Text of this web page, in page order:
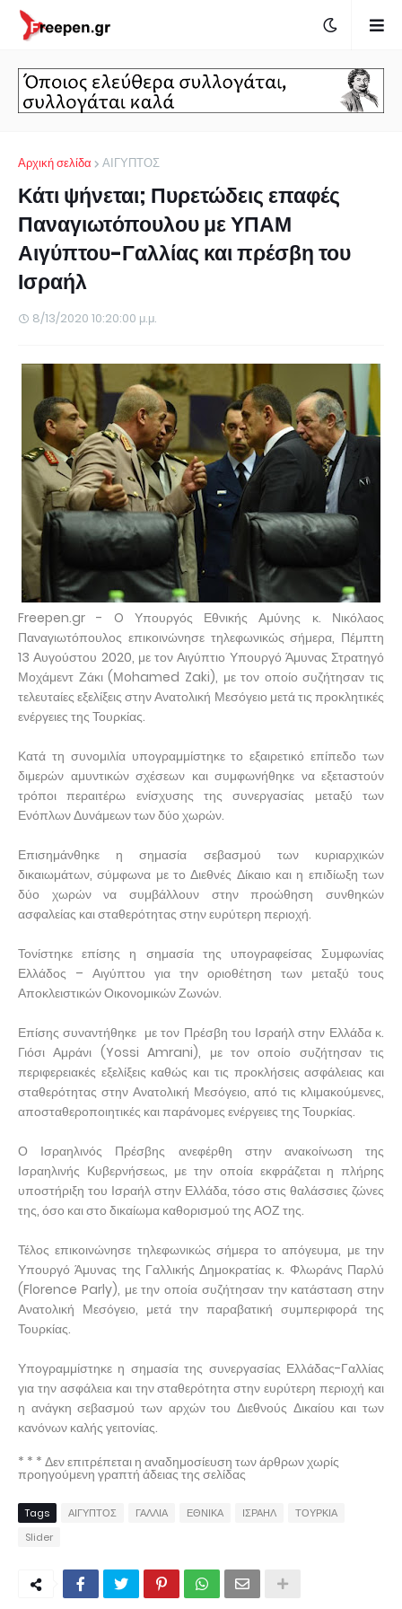
Αρχική σελίδα ΑΙΓΥΠΤΟΣ
Κάτι ψήνεται; Πυρετώδεις επαφές
Παναγιωτόπουλου με ΥΠΑΜ
Αιγύπτου-Γαλλίας και πρέσβη του
Ισραήλ
8/13/2020 10:20:00 μ.μ.
Freepen.gr - O Υπουργός Εθνικής Αμύνης κ. Νικόλαος
Παναγιωτόπουλος επικοινώνησε τηλεφωνικώς σήμερα, Πέμπτη
13 Αυγούστου 2020, με τον Αιγύπτιο Υπουργό Άμυνας Στρατηγό
Μοχάμεντ Ζάκι (Μohamed Zaki), με τον οποίο συζήτησαν τις
τελευταίες εξελίξεις στην Ανατολική Μεσόγειο μετά τις προκλητικές
ενέργειες της Τουρκίας.
Κατά τη συνομιλία υπογραμμίστηκε το εξαιρετικό επίπεδο των
διμερών αμυντικών σχέσεων και συμφωνήθηκε να εξεταστούν
τρόποι περαιτέρω ενίσχυσης της συνεργασίας μεταξύ των
Ενόπλων Δυνάμεων των δύο χωρών.
Επισημάνθηκε η σημασία σεβασμού των κυριαρχικών
δικαιωμάτων, σύμφωνα με το Διεθνές Δίκαιο και η επιδίωξη των
δύο χωρών να συμβάλλουν στην προώθηση συνθηκών
ασφαλείας και σταθερότητας στην ευρύτερη περιοχή.
Τονίστηκε επίσης η σημασία της υπογραφείσας Συμφωνίας
Ελλάδος – Αιγύπτου για την οριοθέτηση των μεταξύ τους
Αποκλειστικών Οικονομικών Ζωνών.
Επίσης συναντήθηκε με τον Πρέσβη του Ισραήλ στην Ελλάδα κ.
Γιόσι Αμράνι (Yossi Amrani), με τον οποίο συζήτησαν τις
περιφερειακές εξελίξεις καθώς και τις προκλήσεις ασφάλειας και
σταθερότητας στην Ανατολική Μεσόγειο, από τις κλιμακούμενες,
αποσταθεροποιητικές και παράνομες ενέργειες της Τουρκίας.
Ο Ισραηλινός Πρέσβης ανεφέρθη στην ανακοίνωση της
Ισραηλινής Κυβερνήσεως, με την οποία εκφράζεται η πλήρης
υποστήριξη του Ισραήλ στην Ελλάδα, τόσο στις θαλάσσιες ζώνες
της, όσο και στο δικαίωμα καθορισμού της ΑΟΖ της.
Τέλος επικοινώνησε τηλεφωνικώς σήμερα το απόγευμα, με την
Υπουργό Άμυνας της Γαλλικής Δημοκρατίας κ. Φλωράνς Παρλύ
(Florence Parly), με την οποία συζήτησαν την κατάσταση στην
Ανατολική Μεσόγειο, μετά την παραβατική συμπεριφορά της
Τουρκίας.
Υπογραμμίστηκε η σημασία της συνεργασίας Ελλάδας-Γαλλίας
για την ασφάλεια και την σταθερότητα στην ευρύτερη περιοχή και
η ανάγκη σεβασμού των αρχών του Διεθνούς Δικαίου και των
κανόνων καλής γειτονίας.
* * * Δεν επιτρέπεται η αναδημοσίευση των άρθρων χωρίς
προηγούμενη γραπτή άδειας της σελίδας
Tags ΑΙΓΥΠΤΟΣ ΓΑΛΛΙΑ ΕΘΝΙΚΑ ΙΣΡΑΗΛ
ΤΟΥΡΚΙΑ
Slider